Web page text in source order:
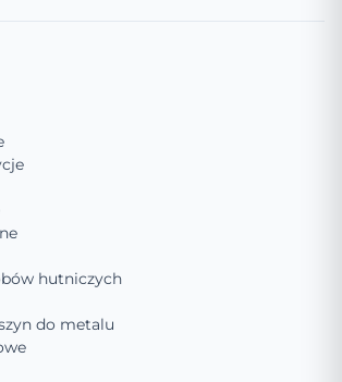
hutniczych
do metalu